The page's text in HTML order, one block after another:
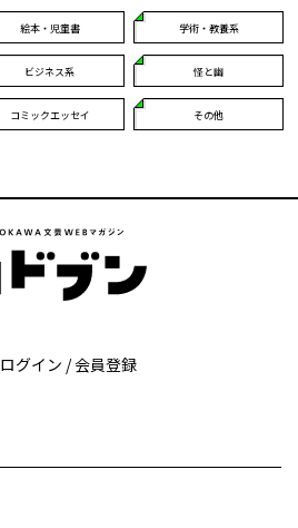
絵本・児童書 学術・教養系
ビジネス系 怪と幽
コミックエッセイ その他
ログイン / 会員登録